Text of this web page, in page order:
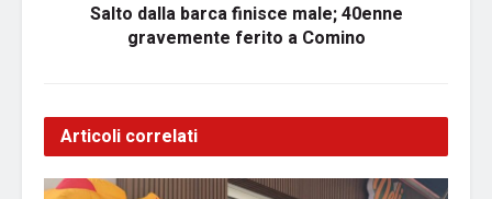
Salto dalla barca finisce male; 40enne
gravemente ferito a Comino
Articoli correlati